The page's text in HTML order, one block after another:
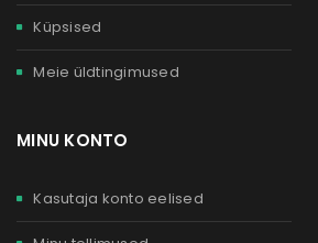
Küpsised
Meie üldtingimused
MINU KONTO
Kasutaja konto eelised